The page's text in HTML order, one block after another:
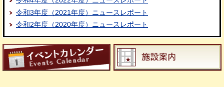
令和3年度（2021年度）ニュースレポート
令和2年度（2020年度）ニュースレポート